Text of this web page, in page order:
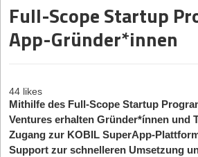
Full-Scope Startup
App-Gründer*innen
44 likes
Mithilfe des Full-Scope Startup
Ventures erhalten Gründer*ínnen und
Zugang zur KOBIL SuperApp-
Support zur schnelleren Umsetzung